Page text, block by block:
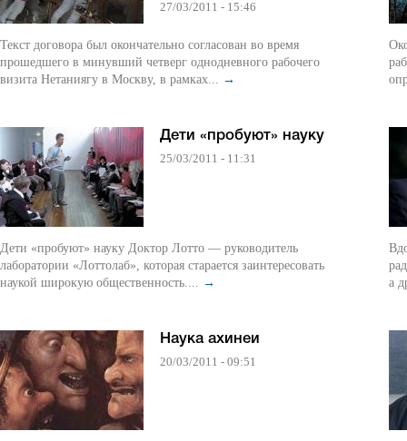
27/03/2011 - 15:46
Текст договора был окончательно согласован во время
прошедшего в минувший четверг однодневного рабочего
визита Нетаниягу в Москву, в рамках... →
Дети «пробуют» науку
25/03/2011 - 11:31
Дети «пробуют» науку Доктор Лотто — руководитель
лаборатории «Лоттолаб», которая старается заинтересовать
наукой широкую общественность.... →
Наука ахинеи
20/03/2011 - 09:51
а